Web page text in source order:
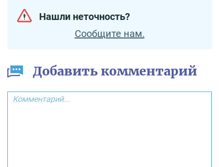
Нашли неточность?
Сообщите нам.
Добавить комментарий